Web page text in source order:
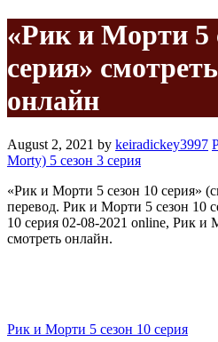
«Рик и Морти 5
серия»
онлайн
August 2, 2021 by keiradickey3997
Morty) 5 сезон 3 серия
«Рик и Морти 5 сезон 10 серия»
перевод. Рик и Морти 5 сезон 10
10 серия 02-08-2021 online, Рик и
смотреть онлайн.
Рик и Морти 5 сезон 10 серия